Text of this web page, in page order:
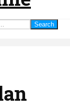
Search